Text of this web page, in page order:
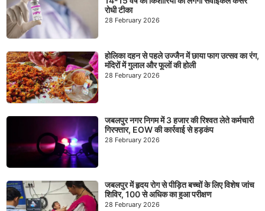
रोधी टीका
28 February 2026
होलिका दहन से पहले उज्जैन में छाया फाग उत्सव का रंग,
मंदिरों में गुलाल और फूलों की होली
28 February 2026
जबलपुर नगर निगम में 3 हजार की रिश्वत लेते कर्मचारी
गिरफ्तार, EOW की कार्रवाई से हड़कंप
28 February 2026
जबलपुर में हृदय रोग से पीड़ित बच्चों के लिए विशेष जांच
शिविर, 100 से अधिक का हुआ परीक्षण
28 February 2026